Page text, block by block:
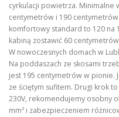
cyrkulacji powietrza. Minimalne
centymetrów i 190
komfortowy standard to 120 na
kabiną zostawić 60
W nowoczesnych domach w
Na poddaszach ze skosami
jest 195 centymetrów w pionie.
ze ściętym sufitem. Drugi krok
230V, rekomendujemy osobny
mm² i zabezpieczeniem